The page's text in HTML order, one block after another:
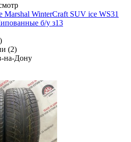
WinterCraft SUV ice WS31
б/у з13
(2)
на-Дону